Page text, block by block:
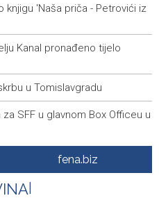
knjigu 'Naša priča - Petrovići iz
Kanal pronađeno tijelo
u Tomislavgradu
SFF u glavnom Box Officeu u
pritvor za ženu osumnjičenu
fena.biz